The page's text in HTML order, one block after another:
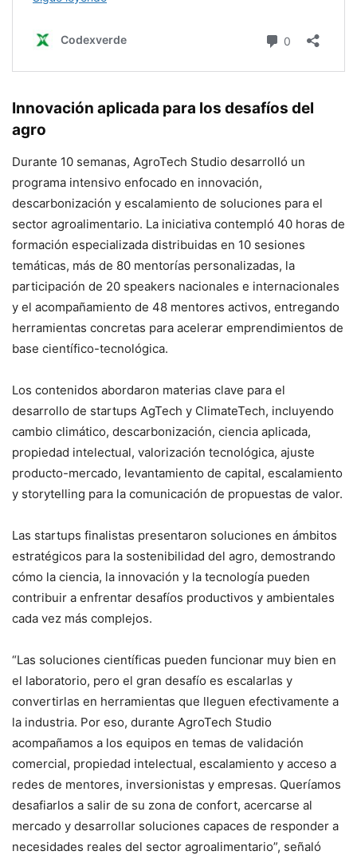
Innovación aplicada para los desafíos del
agro
Durante 10 semanas, AgroTech Studio desarrolló un
programa intensivo enfocado en innovación,
descarbonización y escalamiento de soluciones para el
sector agroalimentario. La iniciativa contempló 40 horas de
formación especializada distribuidas en 10 sesiones
temáticas, más de 80 mentorías personalizadas, la
participación de 20 speakers nacionales e internacionales
y el acompañamiento de 48 mentores activos, entregando
herramientas concretas para acelerar emprendimientos de
base científico-tecnológica.
Los contenidos abordaron materias clave para el
desarrollo de startups AgTech y ClimateTech, incluyendo
cambio climático, descarbonización, ciencia aplicada,
propiedad intelectual, valorización tecnológica, ajuste
producto-mercado, levantamiento de capital, escalamiento
y storytelling para la comunicación de propuestas de valor.
Las startups finalistas presentaron soluciones en ámbitos
estratégicos para la sostenibilidad del agro, demostrando
cómo la ciencia, la innovación y la tecnología pueden
contribuir a enfrentar desafíos productivos y ambientales
cada vez más complejos.
“Las soluciones científicas pueden funcionar muy bien en
el laboratorio, pero el gran desafío es escalarlas y
convertirlas en herramientas que lleguen efectivamente a
la industria. Por eso, durante AgroTech Studio
acompañamos a los equipos en temas de validación
comercial, propiedad intelectual, escalamiento y acceso a
redes de mentores, inversionistas y empresas. Queríamos
desafiarlos a salir de su zona de confort, acercarse al
mercado y desarrollar soluciones capaces de responder a
necesidades reales del sector agroalimentario”, señaló